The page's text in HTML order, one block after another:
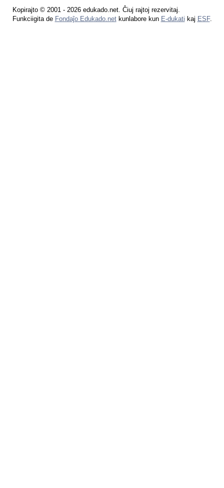
Kopirajto © 2001 - 2026 edukado.net. Ĉiuj rajtoj rezervitaj.
Funkciigita de Fondaĵo Edukado.netkunlabore kun E-dukati kaj ESF.